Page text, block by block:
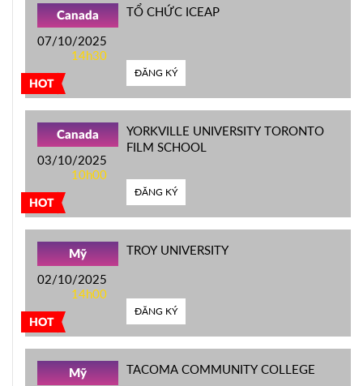
HOT
Canada
07/10/2025
14h30
TỔ CHỨC ICEAP
ĐĂNG KÝ
HOT
Canada
03/10/2025
10h00
YORKVILLE UNIVERSITY TORONTO
FILM SCHOOL
ĐĂNG KÝ
HOT
Mỹ
02/10/2025
14h00
TROY UNIVERSITY
ĐĂNG KÝ
Mỹ TACOMA COMMUNITY COLLEGE